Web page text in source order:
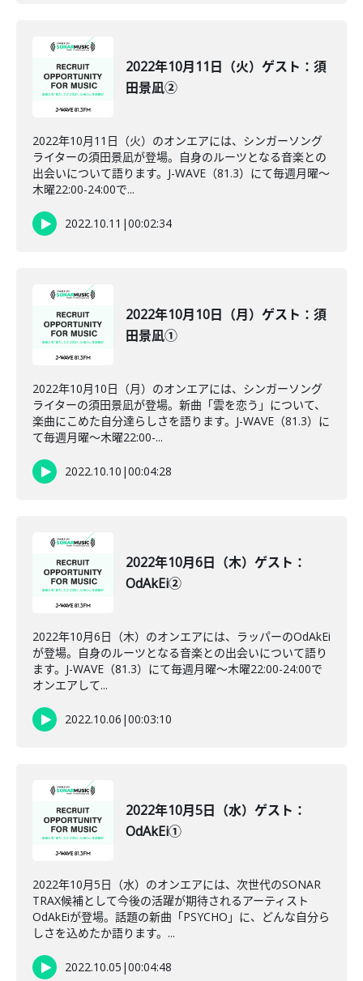
2022年10月11日（火）ゲスト：須
田景凪②
2022年10月11日（火）のオンエアには、シンガーソング
ライターの須田景凪が登場。自身のルーツとなる音楽との
出会いについて語ります。J-WAVE（81.3）にて毎週月曜～
木曜22:00-24:00で...
2022.10.11 |00:02:34
2022年10月10日（月）ゲスト：須
田景凪①
2022年10月10日（月）のオンエアには、シンガーソング
ライターの須田景凪が登場。新曲「雲を恋う」について、
楽曲にこめた自分達らしさを語ります。J-WAVE（81.3）に
て毎週月曜～木曜22:00-...
2022.10.10 |00:04:28
2022年10月6日（木）ゲスト：
OdAkEi②
2022年10月6日（木）のオンエアには、ラッパーのOdAkEi
が登場。自身のルーツとなる音楽との出会いについて語り
ます。J-WAVE（81.3）にて毎週月曜～木曜22:00-24:00で
オンエアして...
2022.10.06 |00:03:10
2022年10月5日（水）ゲスト：
OdAkEi①
2022年10月5日（水）のオンエアには、次世代のSONAR
TRAX候補として今後の活躍が期待されるアーティスト
OdAkEiが登場。話題の新曲「PSYCHO」に、どんな自分ら
しさを込めたか語ります。...
2022.10.05 |00:04:48